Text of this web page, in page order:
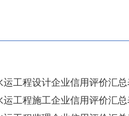
工程设计企业信用评价汇
工程施工企业信用评价汇